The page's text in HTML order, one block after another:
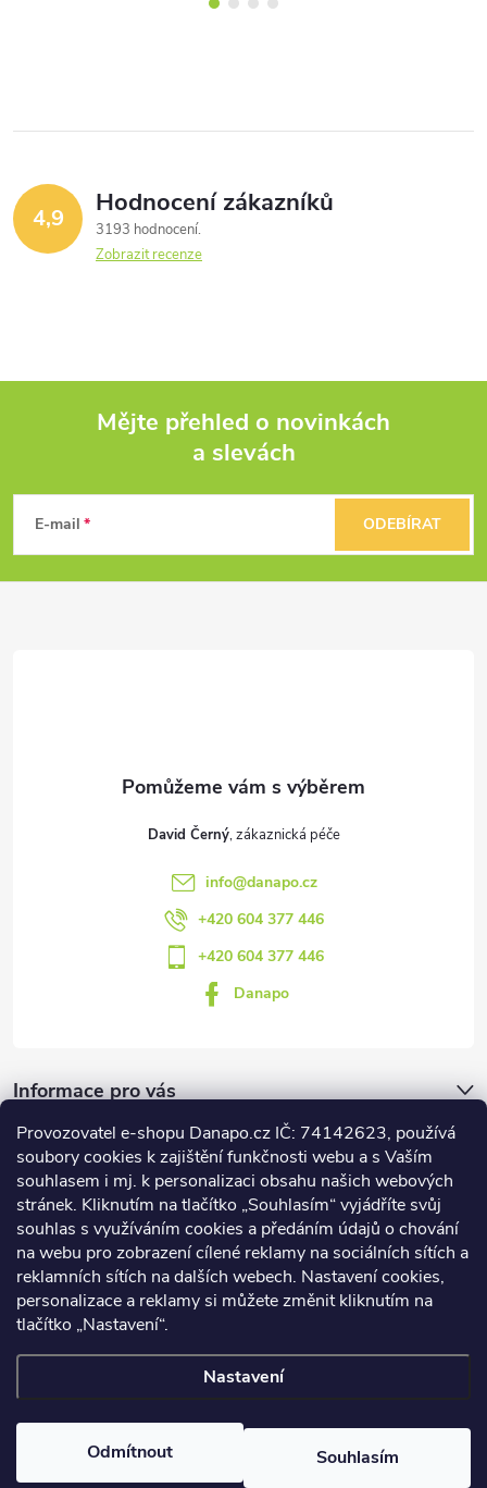
Provozovatel e-shopu Danapo.cz IČ: 74142623, používá
soubory cookies k zajištění funkčnosti webu a s Vaším
souhlasem i mj. k personalizaci obsahu našich webových
stránek. Kliknutím na tlačítko „Souhlasím“ vyjádříte svůj
souhlas s využíváním cookies a předáním údajů o chování
na webu pro zobrazení cílené reklamy na sociálních sítích a
reklamních sítích na dalších webech. Nastavení cookies,
personalizace a reklamy si můžete změnit kliknutím na
tlačítko „Nastavení“.
Nastavení
Odmítnout Souhlasím
4,9 Hodnocení zákazníků
3193 hodnocení
Zobrazit recenze
p
Mějte přehled o novinkách
a slevách
E-mail ODEBÍRAT
David Černý
info@danapo.cz
+420 604 377 446
+420 604 377 446
Danapo
Informace pro vás
Dotazník
Co upřednosťnujete?
Počet hlasů:437
Facebook
Upravit nastavení cookies